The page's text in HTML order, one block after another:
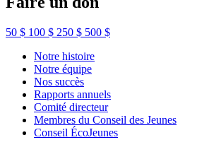
50 $ 100 $ 250 $ 500 $
Notre histoire
Notre équipe
Nos succès
Rapports annuels
Comité directeur
Membres du Conseil des Jeunes
Conseil ÉcoJeunes